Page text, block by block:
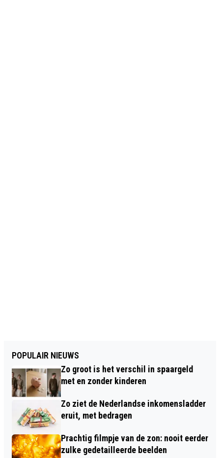
POPULAIR NIEUWS
Zo groot is het verschil in spaargeld
met en zonder kinderen
Zo ziet de Nederlandse inkomensladder
eruit, met bedragen
Prachtig filmpje van de zon: nooit eerder
zulke gedetailleerde beelden